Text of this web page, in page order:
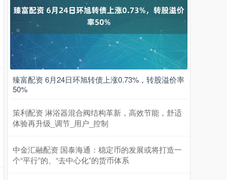
臻富配资 6月24日环旭转债上涨0.73%，转股溢价率
50%
策利配资 淋浴器混合阀结构革新，高效节能，舒适
体验再升级_调节_用户_控制
中金汇融配资 国泰海通：稳定币的发展或将打造一
个“平行”的、“去中心化”的货币体系